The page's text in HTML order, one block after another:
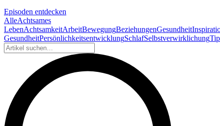
Episoden entdecken
AlleAchtsames
LebenAchtsamkeitArbeitBewegungBeziehungenGesundheit
GesundheitPersönlichkeitsentwicklungSchlafSelbstverwirklichung